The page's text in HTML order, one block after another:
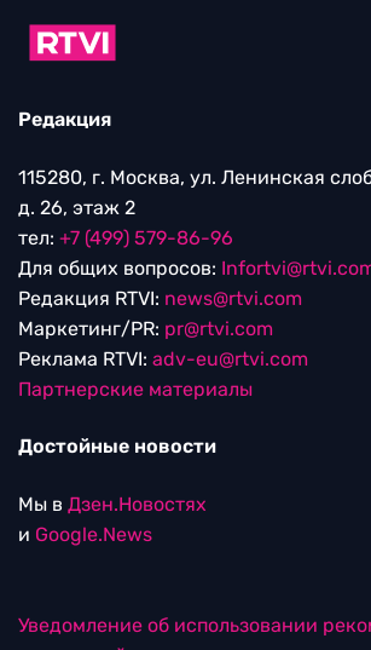
Редакция
115280, г. Москва, ул. Ленинская
д. 26, этаж 2
тел: +7 (499) 579-86-96
Для общих вопросов:
Редакция RTVI: news@rtvi.com
Маркетинг/PR: pr@rtvi.com
Реклама RTVI: adv-eu@rtvi.com
Партнерские материалы
Достойные новости
Мы в Дзен.Новостях
и Google.News
Уведомление об использовании